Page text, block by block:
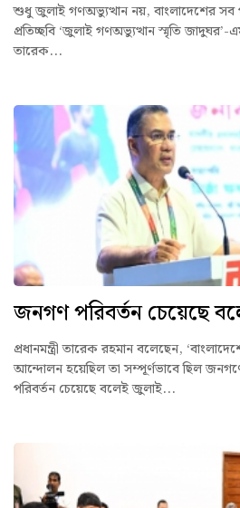
শুধু জুলাই গণঅভ্যুত্থান নয়, বাংলাদেশের সব
প্রতিচ্ছবি ‘জুলাই গণঅভ্যুত্থান স্মৃতি জাদুঘর’-
তারেক...
জনগণ পরিবর্তন চেয়েছে
প্রধানমন্ত্রী তারেক রহমান বলেছেন,
আন্দোলন হয়েছিল তা সম্পূর্ণভাবে ছিল
পরিবর্তন চেয়েছে বলেই জুলাই...